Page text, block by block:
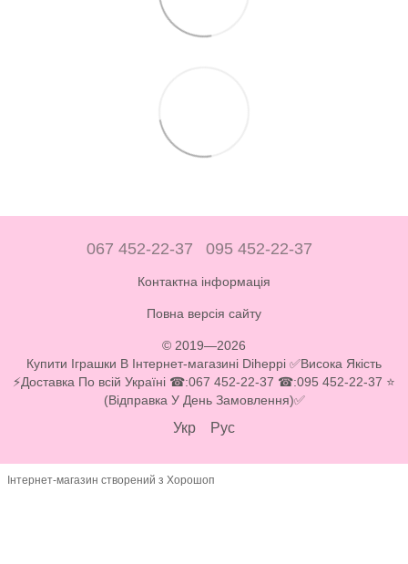
067 452-22-37 095 452-22-37
Контактна інформація
Повна версія сайту
© 2019—2026
Купити Іграшки В Інтернет-магазині Diheppi ✅Висока Якість
⚡Доставка По всій Україні ☎:067 452-22-37 ☎:095 452-22-37 ⭐
(Відправка У День Замовлення)✅
Укр Рус
Інтернет-магазин створений з Хорошоп